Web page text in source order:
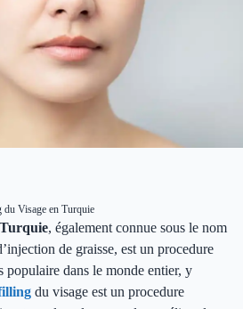
Visage en Turquie
, également connue sous le nom
de graisse, est un procedure
populaire dans le monde entier, y
du visage est un procedure